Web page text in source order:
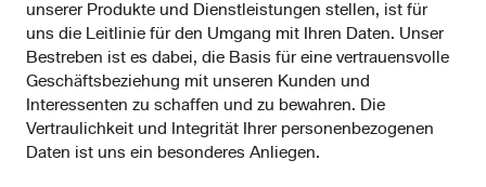
unserer Produkte und Dienstleistungen stellen, ist für
uns die Leitlinie für den Umgang mit Ihren Daten. Unser
Bestreben ist es dabei, die Basis für eine vertrauensvolle
Geschäftsbeziehung mit unseren Kunden und
Interessenten zu schaffen und zu bewahren. Die
Vertraulichkeit und Integrität Ihrer personenbezogenen
Daten ist uns ein besonderes Anliegen.